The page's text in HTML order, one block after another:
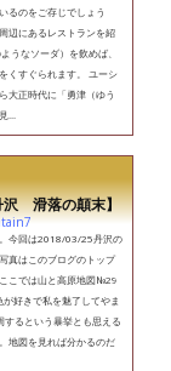
るのをご存じでしょう
辺にあるレストランを紹
うなソーダ）を飲めば、
くすぐられます。 ユーシ
大正時代に「勇津（ゆう
...
沢 滑落の顛末】
今回は2018/03/25丹沢の
真はこのブログのトップ
こでは山と高原地図№29
好きで私を魅了してやま
るという暴挙とも思える
地図を見れば分かるのだ